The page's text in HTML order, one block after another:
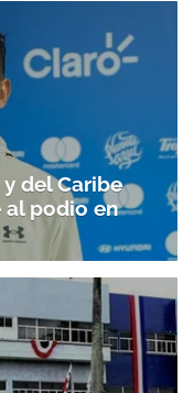
del Caribe
al podio en